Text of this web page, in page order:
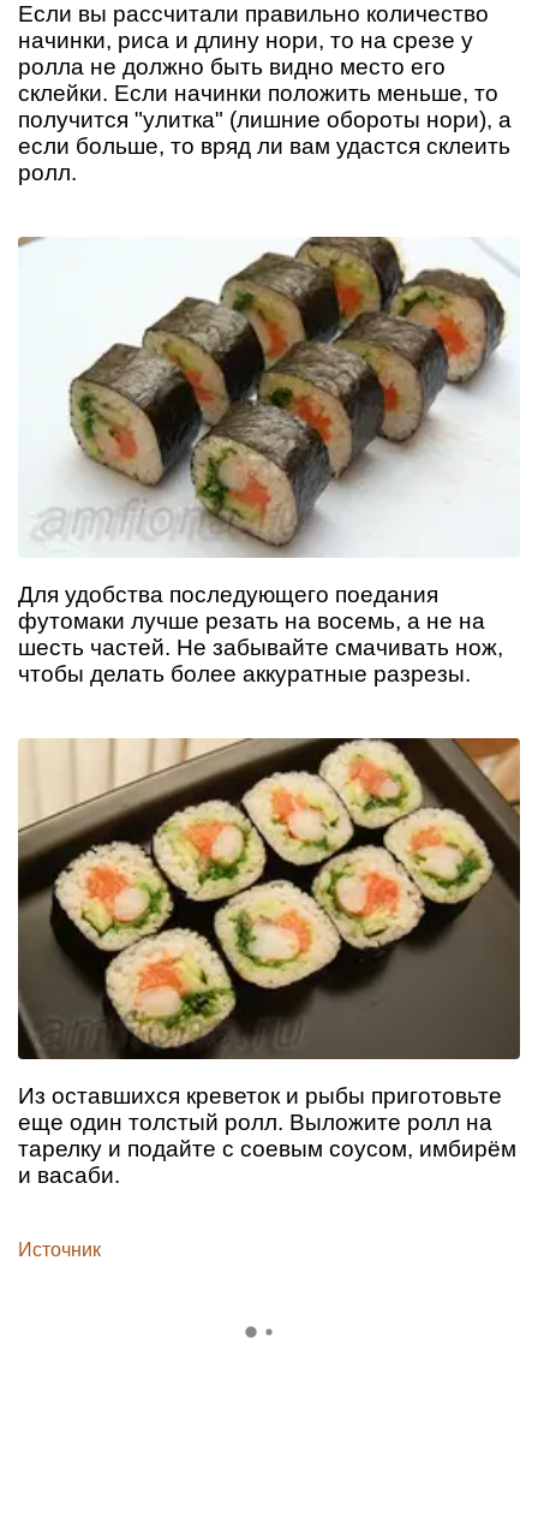
Если вы рассчитали правильно количество
начинки, риса и длину нори, то на срезе у
ролла не должно быть видно место его
склейки. Если начинки положить меньше, то
получится "улитка" (лишние обороты нори), а
если больше, то вряд ли вам удастся склеить
ролл.
Для удобства последующего поедания
футомаки лучше резать на восемь, а не на
шесть частей. Не забывайте смачивать нож,
чтобы делать более аккуратные разрезы.
Из оставшихся креветок и рыбы приготовьте
еще один толстый ролл. Выложите ролл на
тарелку и подайте с соевым соусом, имбирём
и васаби.
Источник